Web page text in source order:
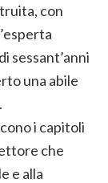
con
sessant’anni
una abile
i capitoli
che
e alla